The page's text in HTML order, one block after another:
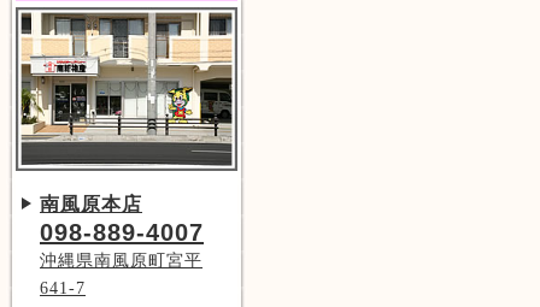
南風原本店
098-889-4007
沖縄県南風原町宮平
641-7